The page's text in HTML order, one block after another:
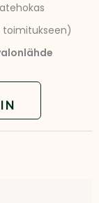
toimitukseen)